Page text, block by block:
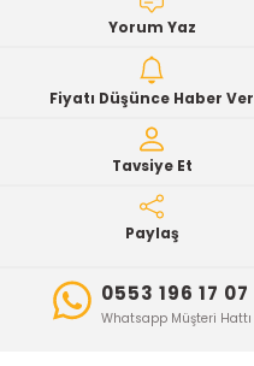
Yorum Yaz
Fiyatı Düşünce Haber Ver
Tavsiye Et
Paylaş
0553 196 17 07
Whatsapp Müşteri Hattı